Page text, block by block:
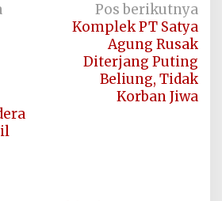
Pos berikutnya
Komplek PT Satya
Agung Rusak
Diterjang Puting
Beliung, Tidak
Korban Jiwa